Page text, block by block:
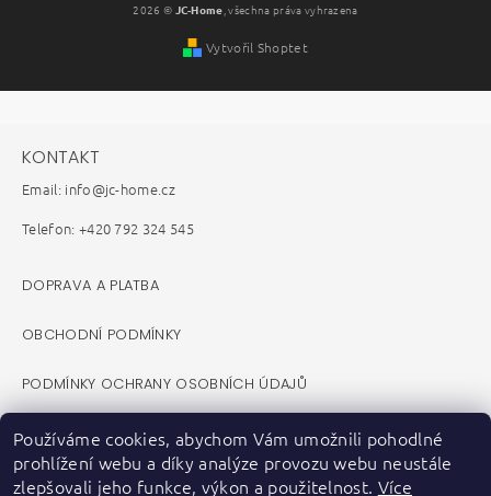
2026 © JC-Home, všechna práva vyhrazena
Vytvořil Shoptet
KONTAKT
Email: info@jc-home.cz
Telefon: +420 792 324 545
DOPRAVA A PLATBA
OBCHODNÍ PODMÍNKY
PODMÍNKY OCHRANY OSOBNÍCH ÚDAJŮ
REKLAMAČNÍ ŘÁD
VELKOOBCHOD B2B
Používáme cookies, abychom Vám umožnili pohodlné
prohlížení webu a díky analýze provozu webu neustále
zlepšovali jeho funkce, výkon a použitelnost. Více